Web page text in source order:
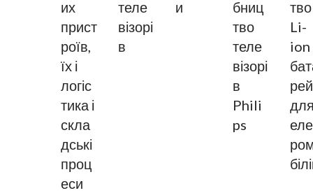
их
прист
роїв,
їх і
логіс
тика і
скла
дські
проц
еси
теле
візорі
в
и
бниц
тво
теле
візорі
в
Phili
ps
тво
Li-
ion
рей
для